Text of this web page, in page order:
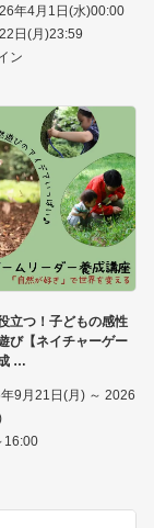
年4月1日(水)00:00
日(月)23:59
ン
立つ！子どもの感性
び【ネイチャーゲー
9月21日(月) ～ 2026
16:00